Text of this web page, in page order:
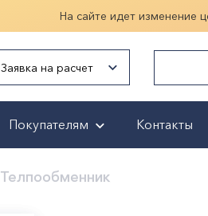
На сайте идет изменение
Заявка на расчет
Покупателям
Возврат и
обмен
Контакты
Телпообменник